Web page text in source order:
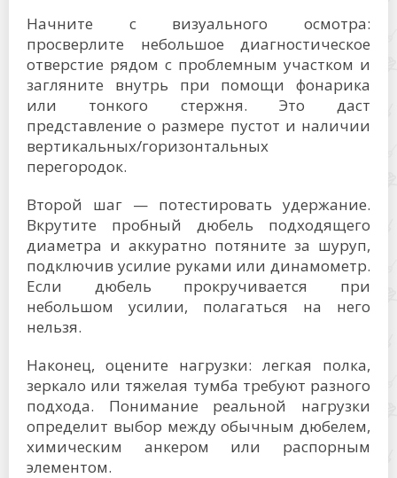
Начните с визуального осмотра:
просверлите небольшое диагностическое
отверстие рядом с проблемным участком и
загляните внутрь при помощи фонарика
или тонкого стержня. Это даст
представление о размере пустот и наличии
вертикальных/горизонтальных
перегородок.
Второй шаг — потестировать удержание.
Вкрутите пробный дюбель подходящего
диаметра и аккуратно потяните за шуруп,
подключив усилие руками или динамометр.
Если дюбель прокручивается при
небольшом усилии, полагаться на него
нельзя.
Наконец, оцените нагрузки: легкая полка,
зеркало или тяжелая тумба требуют разного
подхода. Понимание реальной нагрузки
определит выбор между обычным дюбелем,
химическим анкером или распорным
элементом.